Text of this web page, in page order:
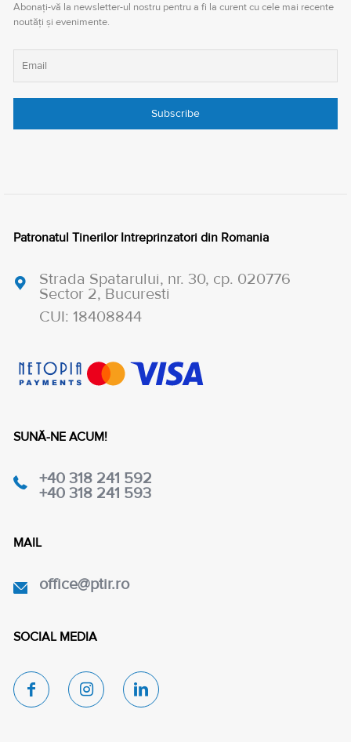
Abonați-vă la newsletter-ul nostru pentru a fi la curent cu cele mai recente
noutăți și evenimente.
Patronatul Tinerilor Intreprinzatori din Romania
Strada Spatarului, nr. 30, cp. 020776
Sector 2, Bucuresti
CUI: 18408844
SUNĂ-NE ACUM!
+40 318 241 592
+40 318 241 593
MAIL
office@ptir.ro
SOCIAL MEDIA